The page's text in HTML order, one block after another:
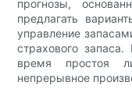
прогнозы,
предлагать
управление
страхового
время простоя
непрерывное